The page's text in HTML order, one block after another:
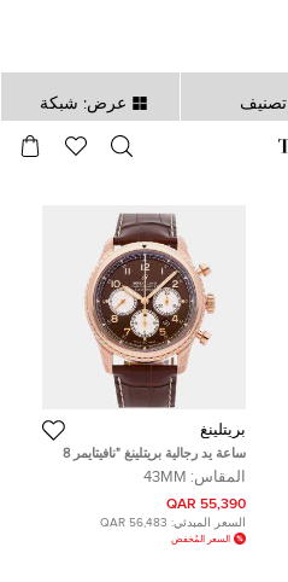
تصنيف عرض: شبكة
ثانية
بريتلينغ
ساعة يد رجالية بريتلينغ "نافيتايمر 8
B01 كرونوغراف RB0117131Q1P1
أوتوماتيك" 43 مم
المقاس: 43MM
55,390 QAR
السعر المبدئي: 56,483 QAR
السعر المُخفض